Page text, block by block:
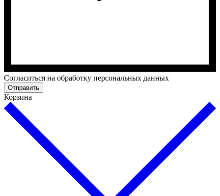
Cогласиться на обработку персональных данных
Отправить
Корзина